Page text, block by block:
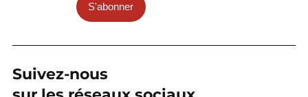
S'abonner
Suivez-nous